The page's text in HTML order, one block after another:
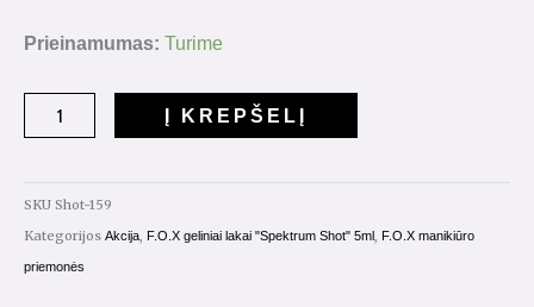
€4.00.
€3.00.
Prieinamumas: Turime
produkto
lakas
Shot
5ml.
Nr.159
Į KREPŠELĮ
SKU Shot-159
Kategorijos Akcija, F.O.X geliniai lakai "Spektrum Shot" 5ml, F.O.X manikiūro
priemonės